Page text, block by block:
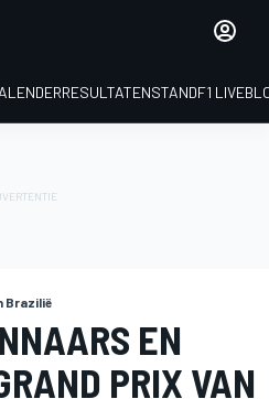
RESULTATENSTANDF1
Brazilië
EN
PRIX VAN